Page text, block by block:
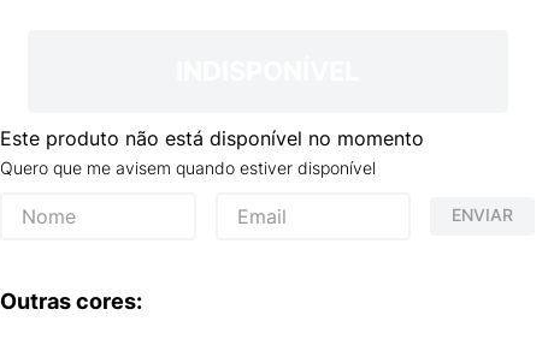
Este produto não está disponível no momento
Quero que me avisem quando estiver disponível
ENVIAR
Outras cores: